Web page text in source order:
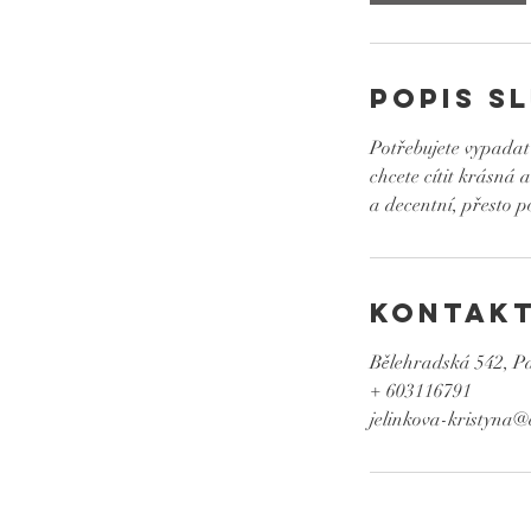
Popis
Potřebujete
chcete cítit krásná
a decentní, přesto
Bělehradská 542,
+ 603116791
jelinkova-